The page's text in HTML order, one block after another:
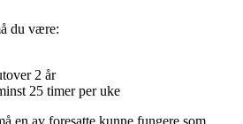
du være:
2 år
25 timer per uke
en av foresatte kunne fungere som